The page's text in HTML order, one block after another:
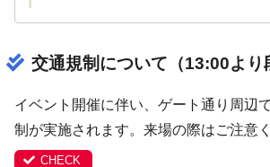
交通規制について（13:00より
イベント開催に伴い、ゲート通り周辺
制が実施されます。来場の際はご注意